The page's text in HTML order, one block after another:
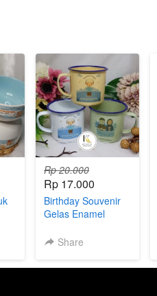
Rp 20.000
Rp 17.000
Birthday Souvenir
Gelas Enamel
Share